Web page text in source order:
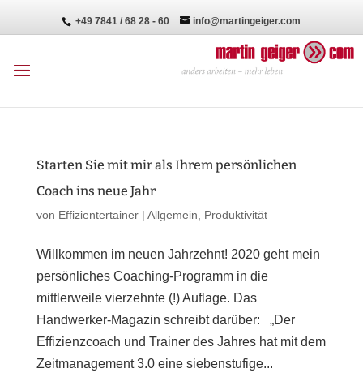
+49 7841 / 68 28 - 60 info@martingeiger.com
Starten Sie mit mir als Ihrem persönlichen
Coach ins neue Jahr
von Effizientertainer| Allgemein Produktivität
Willkommen im neuen Jahrzehnt! 2020 geht mein
persönliches Coaching-Programm in die
mittlerweile vierzehnte (!) Auflage. Das
Handwerker-Magazin schreibt darüber: „Der
Effizienzcoach und Trainer des Jahres hat mit dem
Zeitmanagement 3.0 eine siebenstufige...